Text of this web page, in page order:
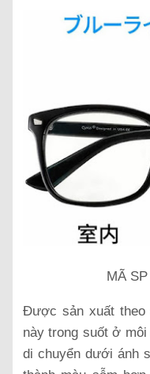
MÃ
Được sản xuất theo
này trong suốt ở
di chuyển dưới ánh